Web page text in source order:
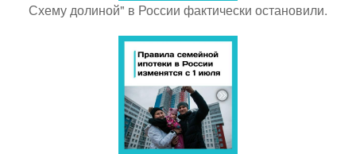
Схему долиной" в России фактически остановили.